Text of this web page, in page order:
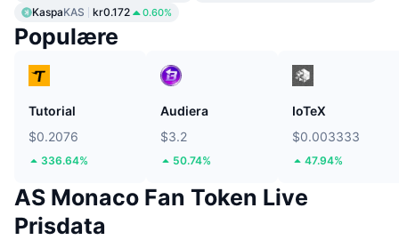
KaspaKAS kr0.172 0.60%
Populære
Tutorial
$0.2076
336.64%
Audiera
$3.2
50.74%
IoTeX
$0.003333
47.94%
AS Monaco Fan Token Live
Prisdata